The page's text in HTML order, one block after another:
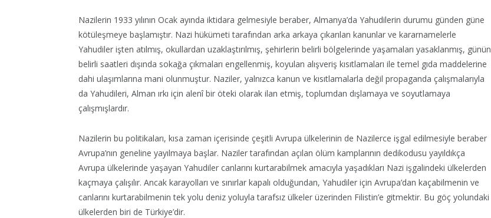
Nazilerin 1933 yılının Ocak ayında iktidara gelmesiyle beraber, Almanya’da Yahudilerin durumu günden güne
kötüleşmeye başlamıştır. Nazi hükümeti tarafından arka arkaya çıkarılan kanunlar ve kararnamelerle
Yahudiler işten atılmış, okullardan uzaklaştırılmış, şehirlerin belirli bölgelerinde yaşamaları yasaklanmış, günün
belirli saatleri dışında sokağa çıkmaları engellenmiş, koyulan alışveriş kısıtlamaları ile temel gıda maddelerine
dahi ulaşımlarına mani olunmuştur. Naziler, yalnızca kanun ve kısıtlamalarla değil propaganda çalışmalarıyla
da Yahudileri, Alman ırkı için alenî bir öteki olarak ilan etmiş, toplumdan dışlamaya ve soyutlamaya
çalışmışlardır.
Nazilerin bu politikaları, kısa zaman içerisinde çeşitli Avrupa ülkelerinin de Nazilerce işgal edilmesiyle beraber
Avrupa’nın geneline yayılmaya başlar. Naziler tarafından açılan ölüm kamplarının dedikodusu yayıldıkça
Avrupa ülkelerinde yaşayan Yahudiler canlarını kurtarabilmek amacıyla yaşadıkları Nazi işgalindeki ülkelerden
kaçmaya çalışılır. Ancak karayolları ve sınırlar kapalı olduğundan, Yahudiler için Avrupa’dan kaçabilmenin ve
canlarını kurtarabilmenin tek yolu deniz yoluyla tarafsız ülkeler üzerinden Filistin’e gitmektir. Bu göç yolundaki
ülkelerden biri de Türkiye’dir.